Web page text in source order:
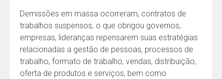
Demissões em massa ocorreram, contratos de
trabalhos suspensos, o que obrigou governos,
empresas, lideranças repensarem suas estratégias
relacionadas a gestão de pessoas, processos de
trabalho, formato de trabalho, vendas, distribuição,
oferta de produtos e serviços, bem como